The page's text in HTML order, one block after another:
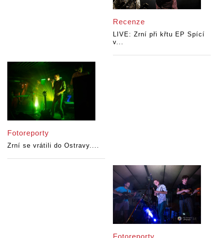
Recenze
LIVE: Zrní při křtu EP Spící
v...
Fotoreporty
Zrní se vrátili do Ostravy....
Fotoreporty